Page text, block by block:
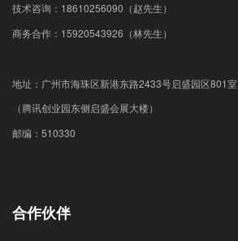
技术咨询：18610256090（赵先生）
商务合作：15920543926（林先生）
地址：广州市海珠区新港东路2433号启盛园区801室
（腾讯创业园东侧启盛会展大楼）
邮编：510330
合作伙伴